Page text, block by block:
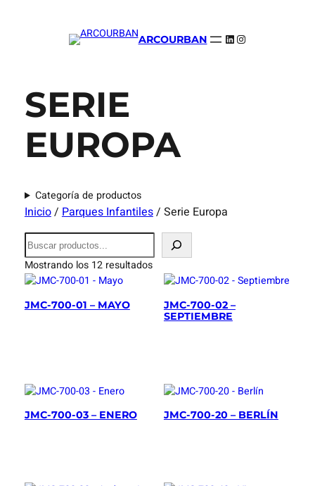
ARCOURBAN LinkedIn
Instagram
SERIE
EUROPA
Categoría de productos
Inicio/Parques Infantiles/ Serie Europa
B
u
s
c
a
Mostrando los 12 resultados
JMC-700-01 – MAYO
JMC-700-02 –
SEPTIEMBRE
JMC-700-03 – ENERO JMC-700-20 – BERLÍN